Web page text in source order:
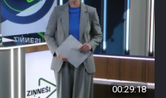
00:29:18